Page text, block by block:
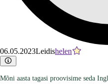
06.05.2023Leidishelen
Mõni aasta tagasi proovisime seda